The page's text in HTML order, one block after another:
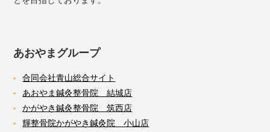
あおやまグループ
合同会社青山総合サイト
あおやま鍼灸整骨院 結城店
かがやき鍼灸整骨院 筑西店
輝整骨院かがやき鍼灸院 小山店